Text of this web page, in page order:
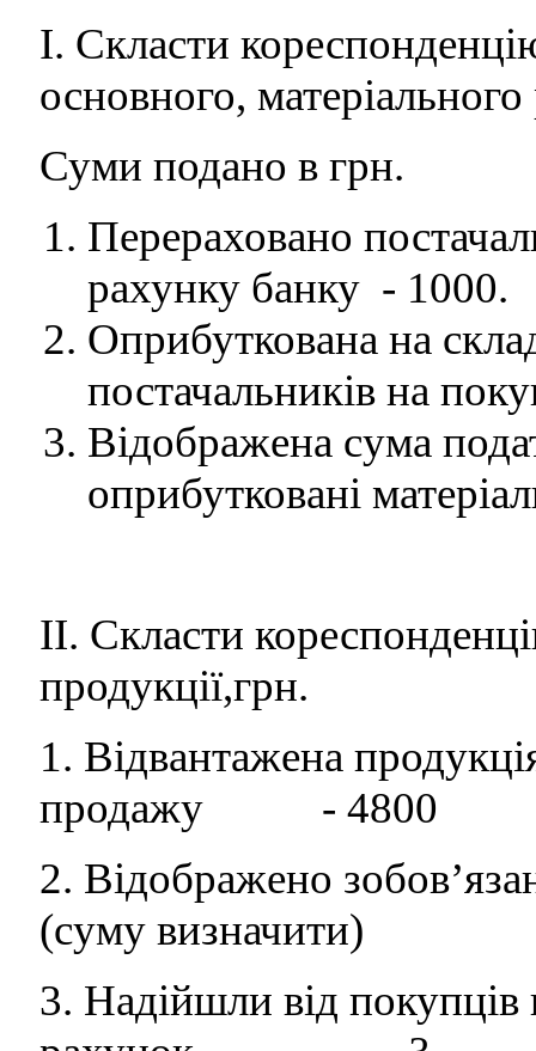
І. Скласти
основного,
Суми подано в грн.
Перераховано
рахунку банку - 1000.
Оприбуткована на
постачальників на
Відображена сума
оприбутковані
ІІ. Скласти
продукції,грн.
1. Відвантажена
продажу - 4800
2. Відображено
(суму визначити)
3. Надійшли від